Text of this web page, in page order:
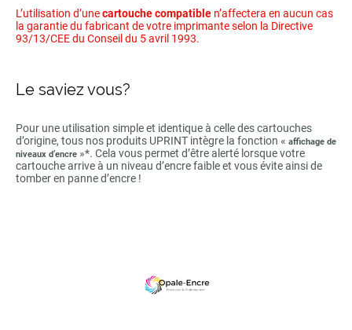
L’utilisation d’unecartouche compatible n’affectera en aucun cas
la garantie du fabricant de votre imprimante selon la Directive
93/13/CEE du Conseil du 5 avril 1993.
Le saviez vous?
Pour une utilisation simple et identique à celle des cartouches
d’origine, tous nos produits UPRINT intègre la fonction « affichage de
niveaux d’encre »*. Cela vous permet d’être alerté lorsque votre
cartouche arrive à un niveau d’encre faible et vous évite ainsi de
tomber en panne d’encre !